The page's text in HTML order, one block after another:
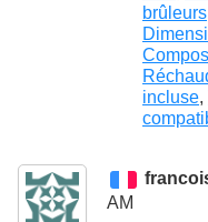
brûleurs
incluse,
AM